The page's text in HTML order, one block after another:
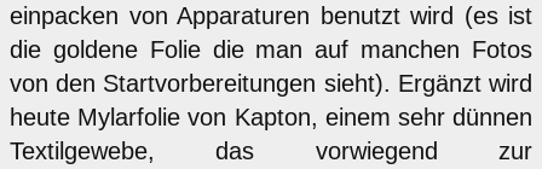
einpacken von Apparaturen benutzt wird (es ist
die goldene Folie die man auf manchen Fotos
von den Startvorbereitungen sieht). Ergänzt wird
heute Mylarfolie von Kapton, einem sehr dünnen
Textilgewebe, das vorwiegend zur